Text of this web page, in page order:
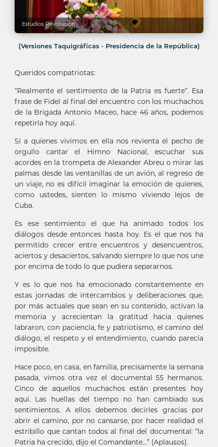
Estudios Revolución
(Versiones Taquigráficas - Presidencia de la República)
Queridos compatriotas:
“Realmente el sentimiento de la Patria es fuerte”. Esa
frase de Fidel al final del encuentro con los muchachos
de la Brigada Antonio Maceo, hace 46 años, podemos
repetirla hoy aquí.
Si a quienes vivimos en ella nos revienta el pecho de
orgullo cantar el Himno Nacional, escuchar sus
acordes en la trompeta de Alexander Abreu o mirar las
palmas desde las ventanillas de un avión, al regreso de
un viaje, no es difícil imaginar la emoción de quienes,
como ustedes, sienten lo mismo viviendo lejos de
Cuba.
Es ese sentimiento el que ha animado todos los
diálogos desde entonces hasta hoy. Es el que nos ha
permitido crecer entre encuentros y desencuentros,
aciertos y desaciertos, salvando siempre lo que nos une
por encima de todo lo que pudiera separarnos.
Y es lo que nos ha emocionado constantemente en
estas jornadas de intercambios y deliberaciones que,
por más actuales que sean en su contenido, activan la
memoria y acrecientan la gratitud hacia quienes
labraron, con paciencia, fe y patriotismo, el camino del
diálogo, el respeto y el entendimiento, cuando parecía
imposible.
Hace poco, en casa, en familia, precisamente la semana
pasada, vimos otra vez el documental 55 hermanos.
Cinco de aquellos muchachos están presentes hoy
aquí. Las huellas del tiempo no han cambiado sus
sentimientos. A ellos debemos decirles gracias por
abrir el camino, por no cansarse, por hacer realidad el
estribillo que cantan todos al final del documental: “la
Patria ha crecido, dijo el Comandante…” (Aplausos).